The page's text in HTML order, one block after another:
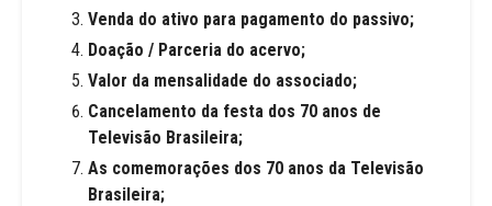
Venda do ativo para pagamento do passivo;
Doação / Parceria do acervo;
Valor da mensalidade do associado;
Cancelamento da festa dos 70 anos de
Televisão Brasileira;
As comemorações dos 70 anos da Televisão
Brasileira;